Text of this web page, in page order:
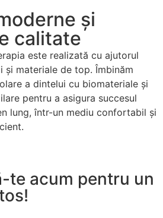
și
calitate
este realizată cu ajutorul
și materiale de top. Îmbinăm
a dintelui cu biomateriale și
pentru a asigura succesul
lung, într-un mediu confortabil și
te acum pentru un